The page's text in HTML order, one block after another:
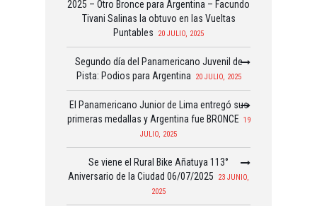
2025 – Otro Bronce para Argentina – Facundo
Tivani Salinas la obtuvo en las Vueltas
Puntables
20 JULIO, 2025
Segundo día del Panamericano Juvenil de
Pista: Podios para Argentina 20 JULIO, 2025
El Panamericano Junior de Lima entregó sus
primeras medallas y Argentina fue BRONCE 19
JULIO, 2025
Se viene el Rural Bike Añatuya 113°
Aniversario de la Ciudad 06/07/2025
23 JUNIO,
2025